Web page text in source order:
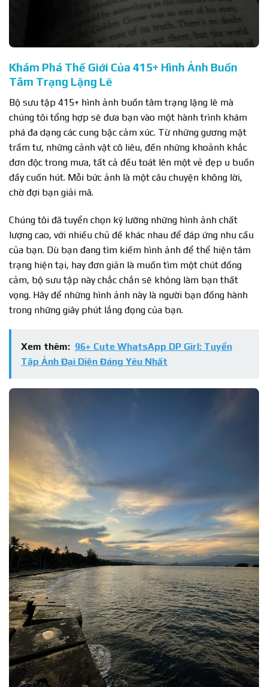
Khám Phá Thế Giới Của 415+ Hình Ảnh Buồn
Tâm Trạng Lặng Lẽ
Bộ sưu tập 415+ hình ảnh buồn tâm trạng lặng lẽ mà
chúng tôi tổng hợp sẽ đưa bạn vào một hành trình khám
phá đa dạng các cung bậc cảm xúc. Từ những gương mặt
trầm tư, những cảnh vật cô liêu, đến những khoảnh khắc
đơn độc trong mưa, tất cả đều toát lên một vẻ đẹp u buồn
đầy cuốn hút. Mỗi bức ảnh là một câu chuyện không lời,
chờ đợi bạn giải mã.
Chúng tôi đã tuyển chọn kỹ lưỡng những hình ảnh chất
lượng cao, với nhiều chủ đề khác nhau để đáp ứng nhu cầu
của bạn. Dù bạn đang tìm kiếm hình ảnh để thể hiện tâm
trạng hiện tại, hay đơn giản là muốn tìm một chút đồng
cảm, bộ sưu tập này chắc chắn sẽ không làm bạn thất
vọng. Hãy để những hình ảnh này là người bạn đồng hành
trong những giây phút lắng đọng của bạn.
Xem thêm: 96+ Cute WhatsApp DP Girl: Tuyển
Tập Ảnh Đại Diện Đáng Yêu Nhất